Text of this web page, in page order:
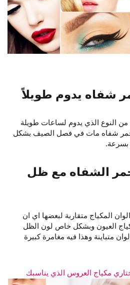
من النوع الذي يدوم لساعات طويلة
شفاه مات في فصل الصيف بشكل
بسرعة.
الشفاه مع ظل
المكياج متقاربة لبعضها اي ان
العيون وبشكل خاص لون الظل
متباينة وهذا فيه مغامرة كبيرة
مكياج العروس الذي يناسبك